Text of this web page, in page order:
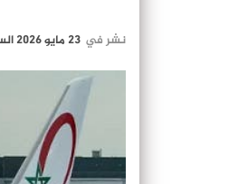
نشر في 23 مايو 2026 الساعة 23 و 21 دقيقة